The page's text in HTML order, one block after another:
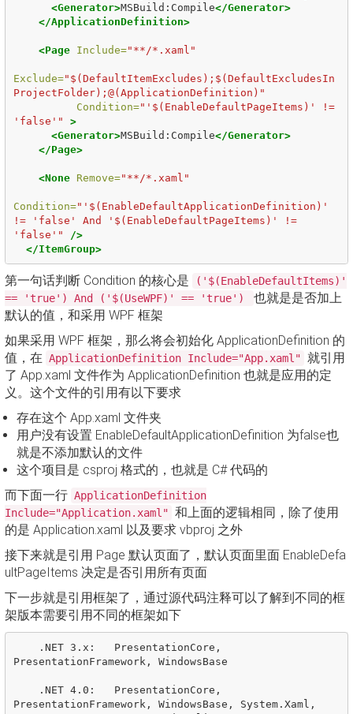
<Generator>MSBuild:Compile</Generator>
</ApplicationDefinition>
<Page Include="**/*.xaml"
Exclude="$(DefaultItemExcludes);$(DefaultExcludesIn
ProjectFolder);@(ApplicationDefinition)"
Condition="'$(EnableDefaultPageItems)' !=
'false'"
>
<Generator>MSBuild:Compile</Generator>
</Page>
<None Remove="**/*.xaml"
Condition="'$(EnableDefaultApplicationDefinition)'
!= 'false' And '$(EnableDefaultPageItems)' !=
'false'"
/>
</ItemGroup>
第一句话判断 Condition 的核心是
('$(EnableDefaultItems)'
== 'true') And ('$(UseWPF)' == 'true')
也就是是否加上
默认的值，和采用 WPF 框架
如果采用 WPF 框架，那么将会初始化 ApplicationDefinition 的
值，在 ApplicationDefinition Include="App.xaml" 就引用
了 App.xaml 文件作为 ApplicationDefinition 也就是应用的定
义。这个文件的引用有以下要求
存在这个 App.xaml 文件夹
用户没有设置 EnableDefaultApplicationDefinition 为false也
就是不添加默认的文件
这个项目是 csproj 格式的，也就是 C# 代码的
而下面一行 ApplicationDefinition
Include="Application.xaml" 和上面的逻辑相同，除了使用
的是 Application.xaml 以及要求 vbproj 之外
接下来就是引用 Page 默认页面了，默认页面里面 EnableDefa
ultPageItems 决定是否引用所有页面
下一步就是引用框架了，通过源代码注释可以了解到不同的框
架版本需要引用不同的框架如下
PresentationFramework, WindowsBase
PresentationFramework, WindowsBase, System.Xaml,